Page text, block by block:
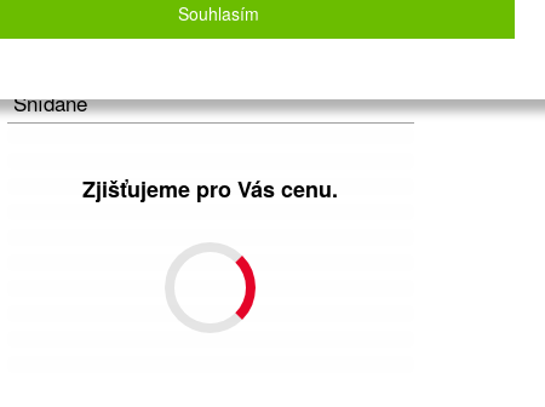
Souhlasím
2 dospělí+0 dětí
Snídaně
Zjišťujeme pro Vás cenu.